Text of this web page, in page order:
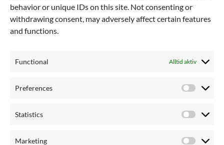
behavior or unique IDs on this site. Not consenting or
withdrawing consent, may adversely affect certain features
and functions.
Functional Alltid aktiv
Preferences
Statistics Statistics
Marketing
PRODUKTER & PRIS
Produktöversikt
Enterprise webbinar
AI Creator
QUICKCHANNEL FÖR